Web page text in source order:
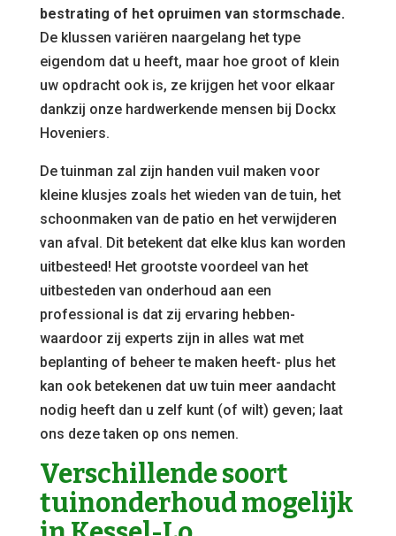
bestrating of het opruimen van stormschade.
De klussen variëren naargelang het type
eigendom dat u heeft, maar hoe groot of klein
uw opdracht ook is, ze krijgen het voor elkaar
dankzij onze hardwerkende mensen bij Dockx
Hoveniers.
De tuinman zal zijn handen vuil maken voor
kleine klusjes zoals het wieden van de tuin, het
schoonmaken van de patio en het verwijderen
van afval. Dit betekent dat elke klus kan worden
uitbesteed! Het grootste voordeel van het
uitbesteden van onderhoud aan een
professional is dat zij ervaring hebben-
waardoor zij experts zijn in alles wat met
beplanting of beheer te maken heeft- plus het
kan ook betekenen dat uw tuin meer aandacht
nodig heeft dan u zelf kunt (of wilt) geven; laat
ons deze taken op ons nemen.
Verschillende soort
tuinonderhoud mogelijk